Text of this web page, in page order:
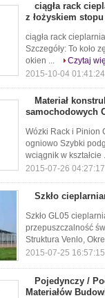
ciągła rack
z łożyskiem
ciągła rack
Szczegóły: To koło
okien ...
Czytaj
2015-10-04 01:41:24
Materiał
samochodowych
Wózki Rack i Pinion
ogniowo Szybki
wciągnik w kształcie
2015-07-26 04:27:17
Szkło
Szkło GL05
przepuszczalność
Struktura Venlo,
2015-07-25 16:57:15
Pojedynczy /
Materiałów